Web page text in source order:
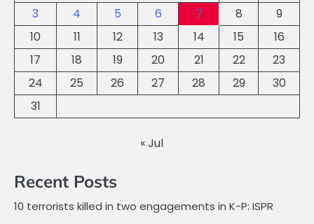
3
4 5 6 7 8
9
10
11 12 13 14 15
16
17
18 19 20 21 22
23
24
25 26 27 28 29
30
31
« Jul
Recent Posts
10 terrorists killed in two engagements in K-P: ISPR